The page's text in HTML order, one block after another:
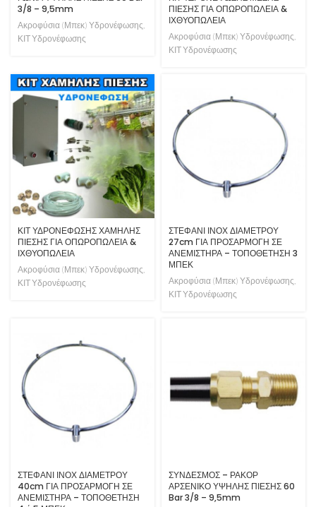
3/8 – 9,5mm
Ακροφύσια (Μπεκ) Υδρονέφωσης,
ΚΙΤ Υδρονέφωσης
ΠΙΕΣΗΣ ΓΙΑ ΟΠΩΡΟΠΩΛΕΙΑ &
ΙΧΘΥΟΠΩΛΕΙΑ
Ακροφύσια (Μπεκ) Υδρονέφωσης,
ΚΙΤ Υδρονέφωσης
ΚΙΤ ΥΔΡΟΝΕΦΩΣΗΣ ΧΑΜΗΛΗΣ
ΠΙΕΣΗΣ ΓΙΑ ΟΠΩΡΟΠΩΛΕΙΑ &
ΙΧΘΥΟΠΩΛΕΙΑ
Ακροφύσια (Μπεκ) Υδρονέφωσης,
ΚΙΤ Υδρονέφωσης
ΣΤΕΦΑΝΙ ΙΝΟΧ ΔΙΑΜΕΤΡΟΥ
27cm ΓΙΑ ΠΡΟΣΑΡΜΟΓΗ ΣΕ
ΑΝΕΜΙΣΤΗΡΑ – ΤΟΠΟΘΕΤΗΣΗ 3
ΜΠΕΚ
Ακροφύσια (Μπεκ) Υδρονέφωσης,
ΚΙΤ Υδρονέφωσης
ΣΤΕΦΑΝΙ ΙΝΟΧ ΔΙΑΜΕΤΡΟΥ
40cm ΓΙΑ ΠΡΟΣΑΡΜΟΓΗ ΣΕ
ΑΝΕΜΙΣΤΗΡΑ – ΤΟΠΟΘΕΤΗΣΗ
ΣΥΝΔΕΣΜΟΣ – ΡΑΚΟΡ
ΑΡΣΕΝΙΚΟ ΥΨΗΛΗΣ ΠΙΕΣΗΣ 60
Bar 3/8 – 9,5mm